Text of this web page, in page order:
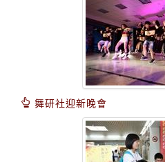
舞研社迎新晚會